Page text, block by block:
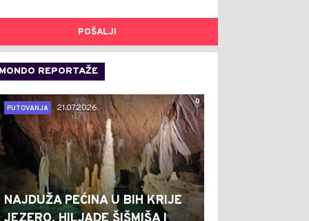
POŠALJI
MONDO REPORTAŽE
0
PUTOVANJA
21.07.2026.
NAJDUŽA PEĆINA U BIH KRIJE